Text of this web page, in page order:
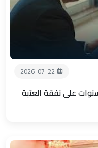
2026-07-22
على نفقة العتبة